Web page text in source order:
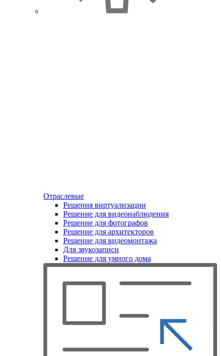
Отраслевые
Решения виртуализации
Решение для видеонаблюдения
Решение для фотографов
Решение для архитекторов
Решение для видеомонтажа
Для звукозаписи
Решение для умного дома